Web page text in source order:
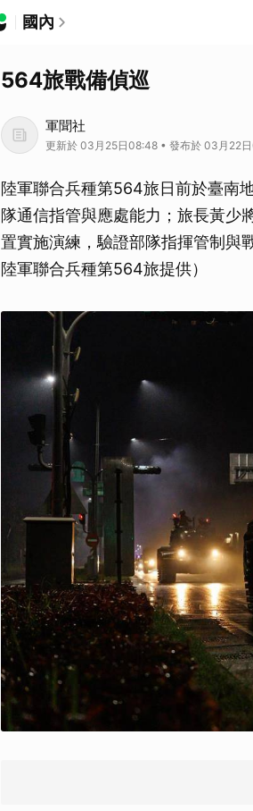
國內
564旅戰備偵巡
軍聞社
更新於 03月25日08:48 • 發布於 03月22
陸軍聯合兵種第564旅日前於臺南
隊通信指管與應處能力；旅長黃少
置實施演練，驗證部隊指揮管制與
陸軍聯合兵種第564旅提供）